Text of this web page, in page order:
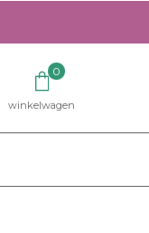
winkelwagen
0